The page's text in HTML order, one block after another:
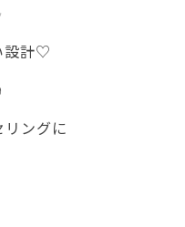
設計♡
ングに